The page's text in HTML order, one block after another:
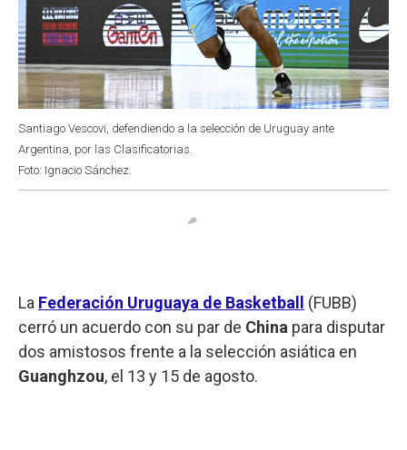
Santiago Vescovi, defendiendo a la selección de Uruguay ante
Argentina, por las Clasificatorias.
Foto: Ignacio Sánchez.
La Federación Uruguaya de Basketball
(FUBB)
cerró un acuerdo con su par de China para disputar
dos amistosos frente a la selección asiática en
Guanghzou, el 13 y 15 de agosto.